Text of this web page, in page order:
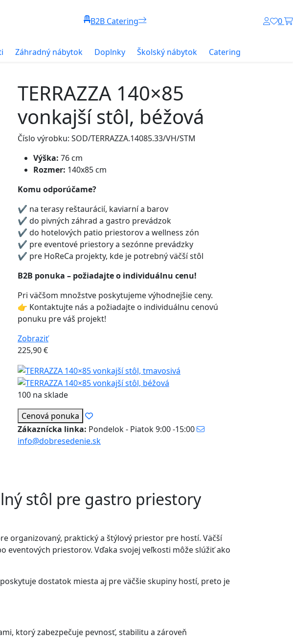
B2B Catering 0
Záhradný nábytok Doplnky Školský nábytok
Catering
TERRAZZA 140×85
vonkajší stôl, béžová
Číslo výrobku: SOD/TERRAZZA.14085.33/VH/STM
Výška: 76 cm
Rozmer: 140x85 cm
Komu odporúčame?
✔ na terasy reštaurácií, kaviarní a barov
✔ do pivných záhrad a gastro prevádzok
✔ do hotelových patio priestorov a wellness zón
✔ pre eventové priestory a sezónne prevádzky
✔ pre HoReCa projekty, kde je potrebný väčší stôl
B2B ponuka – požiadajte o individuálnu cenu!
Pri väčšom množstve poskytujeme výhodnejšie ceny.
👉 Kontaktujte nás a požiadajte o individuálnu cenovú
ponuku pre váš projekt!
Zobraziť
225,90€
100 na sklade
Cenová ponuka
Zákaznícka linka: Pondelok - Piatok 9:00 -15:00
info@dobresedenie.sk
stôl pre gastro priestory
organizovaný, praktický a štýlový priestor pre hostí. Väčší
priestorov. Vďaka svojej veľkosti môže slúžiť ako
dostatok miesta aj pre väčšie skupiny hostí, preto je
ktorý zabezpečuje pevnosť, stabilitu a zároveň